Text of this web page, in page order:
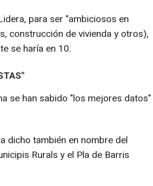
para ser "ambiciosos en
construcción de vivienda y otros),
se haría en 10.
se han sabido "los mejores datos"
dicho también en nombre del
Rurals y el Pla de Barris